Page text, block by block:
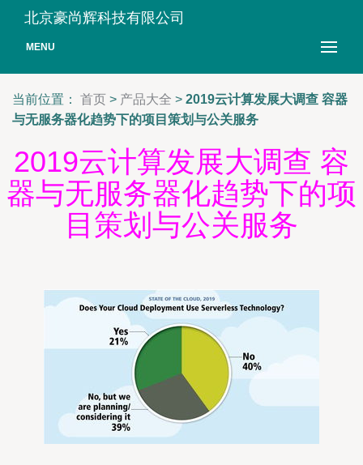
北京豪尚辉科技有限公司
MENU
当前位置： 首页 > 产品大全 > 2019云计算发展大调查 容器
与无服务器化趋势下的项目策划与公关服务
2019云计算发展大调查 容
器与无服务器化趋势下的项
目策划与公关服务